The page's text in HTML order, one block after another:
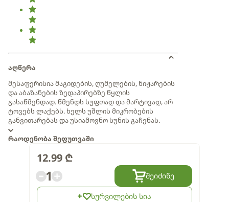
აღწერა
შესაფერისია მაგიდების, ღუმელების, ნიჟარების
და აბაზანების ზედაპირებზე წყლის
გასაწმენდად. წმენდს სუფთად და მარტივად, არ
ტოვებს ლაქებს. ხელს უშლის მიკრობების
განვითარებას და უსიამოვნო სუნის გაჩენას.
რაოდენობა შეფუთვაში
12.99 ₾
1 შეიძინე
სურვილების სია